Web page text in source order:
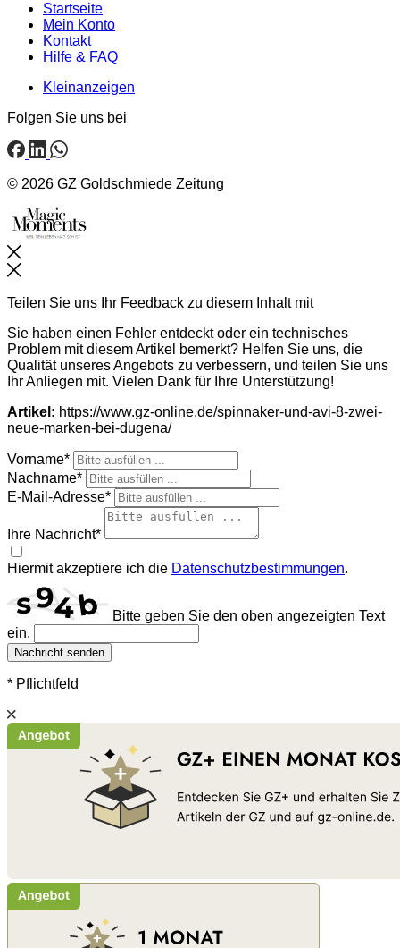
Startseite
Mein Konto
Kontakt
Hilfe & FAQ
Kleinanzeigen
Folgen Sie uns bei
© 2026 GZ Goldschmiede Zeitung
Schließen
Teilen Sie uns Ihr Feedback zu diesem Inhalt mit
Sie haben einen Fehler entdeckt oder ein technisches
Problem mit diesem Artikel bemerkt? Helfen Sie uns, die
Qualität unseres Angebots zu verbessern, und teilen Sie uns
Ihr Anliegen mit. Vielen Dank für Ihre Unterstützung!
Artikel: https://www.gz-online.de/spinnaker-und-avi-8-zwei-
neue-marken-bei-dugena/
Vorname*
Nachname*
E-Mail-Adresse*
Ihre Nachricht*
Hiermit akzeptiere ich die Datenschutzbestimmungen.
Bitte geben Sie den oben angezeigten Text
ein.
Nachricht senden
* Pflichtfeld
Schließen